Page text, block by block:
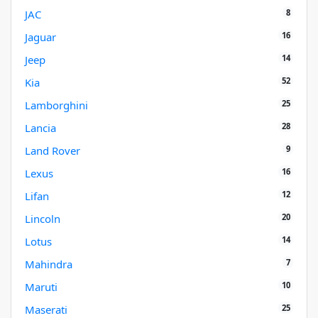
JAC 8
Jaguar 16
Jeep 14
Kia 52
Lamborghini 25
Lancia 28
Land Rover 9
Lexus 16
Lifan 12
Lincoln 20
Lotus 14
Mahindra 7
Maruti 10
Maserati 25